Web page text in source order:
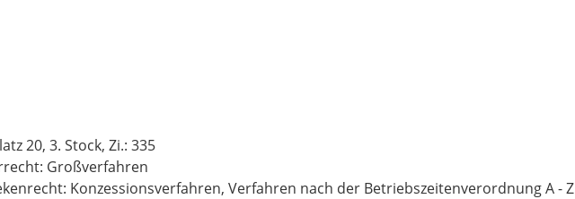
20, 3. Stock, Zi.: 335
Großverfahren
Konzessionsverfahren, Verfahren nach der Betriebszeitenverordnung A - Z